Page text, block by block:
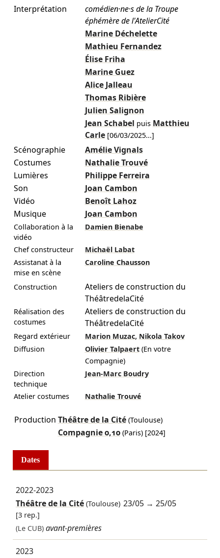
Interprétation
comédien·ne·s de la Troupe
éphémère de l'AtelierCité
Marine Déchelette
Mathieu Fernandez
Élise Friha
Marine Guez
Alice Jalleau
Thomas Ribière
Julien Salignon
Jean Schabel puis Matthieu
Carle [06/03/2025...]
Scénographie
Amélie Vignals
Costumes
Nathalie Trouvé
Lumières
Philippe Ferreira
Son
Joan Cambon
Vidéo
Benoît Lahoz
Musique
Joan Cambon
Collaboration à la
vidéo
Damien Bienabe
Chef constructeur
Michaël Labat
Assistanat à la
mise en scène
Caroline Chausson
Construction
Ateliers de construction du
ThéâtredelaCité
Réalisation des
costumes
Ateliers de construction du
ThéâtredelaCité
Regard extérieur Marion Muzac, Nikola Takov
Diffusion
Olivier Talpaert (En votre
Compagnie)
Direction
technique
Jean-Marc Boudry
Atelier costumes Nathalie Trouvé
Production Théâtre de la Cité(Toulouse)
Compagnie 0,10(Paris) [2024]
Dates
2022-2023
Théâtre de la Cité(Toulouse) 23/05 →25/05
[3 rep.]
(Le CUB) avant-premières
2023